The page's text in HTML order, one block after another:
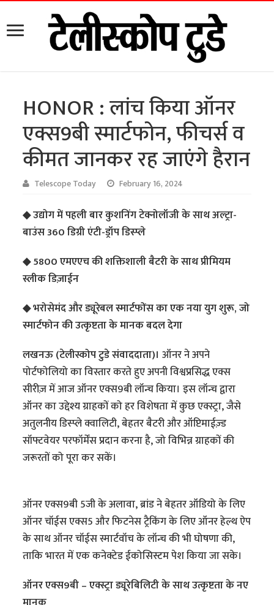
HONOR : लांच किया ऑनर
एक्स9बी स्मार्टफोन, फीचर्स व
कीमत जानकर रह जाएंगे हैरान
Telescope Today February 16, 2024
◆ उद्योग में पहली बार कुशनिंग टेक्नोलॉजी के साथ अल्ट्रा-
बाउंस 360 डिग्री एंटी-ड्रॉप डिस्प्ले
◆ 5800 एमएएच की शक्तिशाली बैटरी के साथ प्रीमियम
स्लीक डिज़ाईन
◆ भरोसेमंद और ड्यूरेबल स्मार्टफोंस का एक नया युग शुरू, जो
स्मार्टफोन की उत्कृष्टता के मानक बदल देगा
लखनऊ (टेलीस्कोप टुडे संवाददाता)।ऑनर ने अपने
पोर्टफोलियो का विस्तार करते हुए अपनी विश्वप्रसिद्ध एक्स
सीरीज़ में आज ऑनर एक्स9बी लॉन्च किया। इस लॉन्च द्वारा
ऑनर का उद्देश्य ग्राहकों को हर विशेषता में कुछ एक्स्ट्रा, जैसे
अतुलनीय डिस्प्ले क्वालिटी, बेहतर बैटरी और ऑप्टिमाईज़्ड
सॉफ्टवेयर परफॉर्मेंस प्रदान करना है, जो विभिन्न ग्राहकों की
जरूरतों को पूरा कर सकें।
ऑनर एक्स9बी 5जी के अलावा, ब्रांड ने बेहतर ऑडियो के लिए
ऑनर चॉईस एक्स5 और फिटनेस ट्रैकिंग के लिए ऑनर हेल्थ ऐप
के साथ ऑनर चॉईस स्मार्टवॉच के लॉन्च की भी घोषणा की,
ताकि भारत में एक कनेक्टेड ईकोसिस्टम पेश किया जा सके।
ऑनर एक्स9बी – एक्स्ट्रा ड्यूरेबिलिटी के साथ उत्कृष्टता के नए